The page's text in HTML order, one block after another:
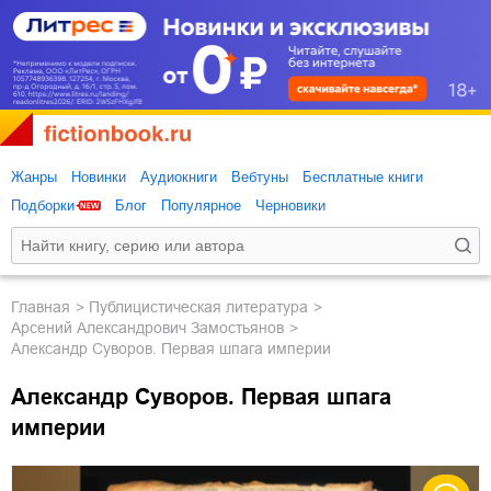
Жанры Новинки Аудиокниги Вебтуны
Бесплатные книги
Подборки
Блог Популярное Черновики
Главная
публицистическая литература
Арсений Александрович Замостьянов
Александр Суворов. Первая шпага империи
Александр Суворов. Первая шпага
империи